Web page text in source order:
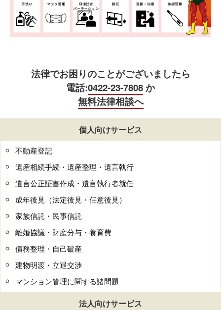
法律でお困りのことがございましたら
電話:0422-23-7808か
無料法律相談へ
個人向けサービス
不動産登記
遺産相続手続・遺産整理・遺言執行
遺言公正証書作成・遺言執行者就任
成年後見（法定後見・任意後見）
家族信託・民事信託
離婚協議・財産分与・養育費
債務整理・自己破産
建物明渡・立退交渉
マンション管理に関する諸問題
法人向けサービス